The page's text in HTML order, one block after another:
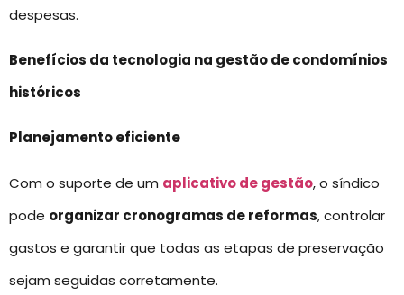
despesas.
Benefícios da tecnologia na gestão de condomínios
históricos
Planejamento eficiente
Com o suporte de um aplicativo de gestão, o síndico
pode organizar cronogramas de reformas, controlar
gastos e garantir que todas as etapas de preservação
sejam seguidas corretamente.